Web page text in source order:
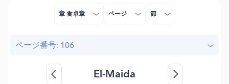
章 食卓章 ページ 節
ページ番号: 106
El-Maida